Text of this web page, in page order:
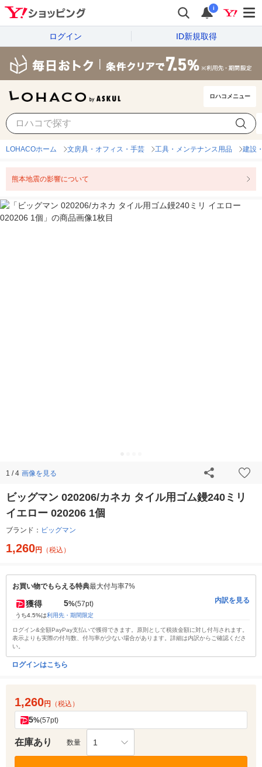
i
ログイン ID新規取得
ロハコメニュー
LOHACOホーム 文房具・オフィス・手芸 工具・メンテナンス用品 建設
熊本地震の影響について
1 / 4 画像を見る
ビッグマン 020206/カネカ タイル用ゴム鏝240ミリ
イエロー 020206 1個
ブランド： ビッグマン
1,260円 （税込）
お買い物でもらえる特典最大付与率7%
獲得 5%(57pt)
うち4.5%は利用先・期間限定
内訳を見る
ログイン&全額PayPay支払いで獲得できます。原則として税抜金額に対し付与されます。
表示よりも実際の付与数、付与率が少ない場合があります。詳細は内訳からご確認くださ
い。
ログインはこちら
1,260円 （税込）
5%(57pt)
在庫あり 数量 1